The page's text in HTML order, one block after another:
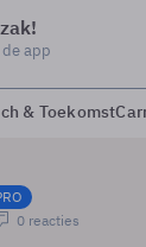
app
& Toekomst
0 reacties